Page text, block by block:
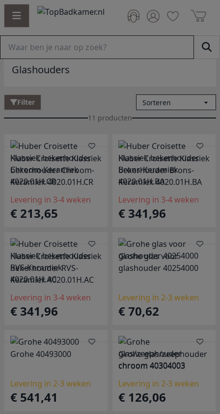
Glashouders
Filter
11 producten
Huber Croisette Klassiek
bekerhouder Chroom-
Keramiek 4020.01H.CR
Levering in 3-4 weken
€ 213,65
Huber Croisette Klassiek
bekerhouder Brons-
Keramiek 4020.01H.BA
Levering in 3-4 weken
€ 341,96
Huber Croisette Klassiek
bekerhouder RVS-
Keramiek 4020.01H.AC
Levering in 3-4 weken
€ 341,96
Grohe glas voor
glashouder 40254000
Levering in 2-3 weken
€ 70,62
Grohe 40493000
Levering in 2-3 weken
€ 541,41
Grohe glas/zeephouder
chroom 40304003
Levering in 2-3 weken
€ 126,06